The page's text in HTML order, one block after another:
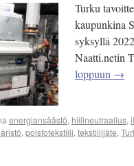
Turku
kaupunkina
syksyllä
Naatti.netin
loppuun →
energiansäästö, hiilineutraalius,
, poistotekstiili, tekstiilijäte,